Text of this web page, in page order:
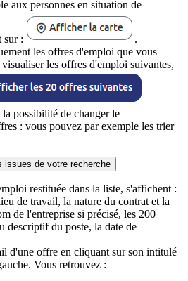
aux personnes en situation de
sur :
.
les offres d'emploi que vous
les offres d'emploi suivantes,
possibilité de changer le
: vous pouvez par exemple les trier
issues de votre recherche
restituée dans la liste, s'affichent :
de travail, la nature du contrat et la
de l'entreprise si précisé, les 200
descriptif du poste, la date de
d'une offre en cliquant sur son intitulé
Vous retrouvez :